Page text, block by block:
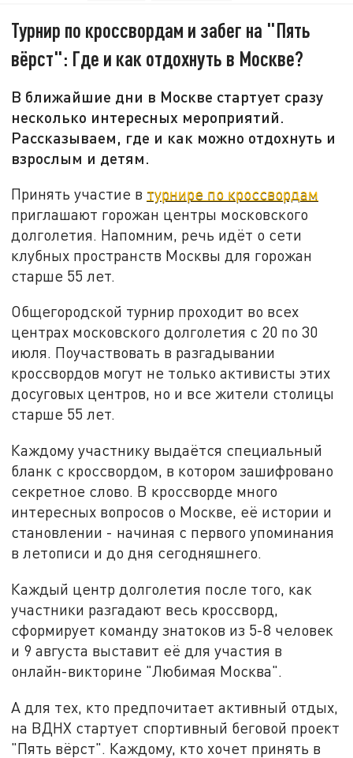
Турнир по кроссвордам и забег на "Пять
вёрст": Где и как отдохнуть в Москве?
В ближайшие дни в Москве стартует сразу
несколько интересных мероприятий.
Рассказываем, где и как можно отдохнуть и
взрослым и детям.
Принять участие в турнире по кроссвордам
приглашают горожан центры московского
долголетия. Напомним, речь идёт о сети
клубных пространств Москвы для горожан
старше 55 лет.
Общегородской турнир проходит во всех
центрах московского долголетия с 20 по 30
июля. Поучаствовать в разгадывании
кроссвордов могут не только активисты этих
досуговых центров, но и все жители столицы
старше 55 лет.
Каждому участнику выдаётся специальный
бланк с кроссвордом, в котором зашифровано
секретное слово. В кроссворде много
интересных вопросов о Москве, её истории и
становлении - начиная с первого упоминания
в летописи и до дня сегодняшнего.
Каждый центр долголетия после того, как
участники разгадают весь кроссворд,
сформирует команду знатоков из 5-8 человек
и 9 августа выставит её для участия в
онлайн-викторине "Любимая Москва".
А для тех, кто предпочитает активный отдых,
на ВДНХ стартует спортивный беговой проект
"Пять вёрст". Каждому, кто хочет принять в